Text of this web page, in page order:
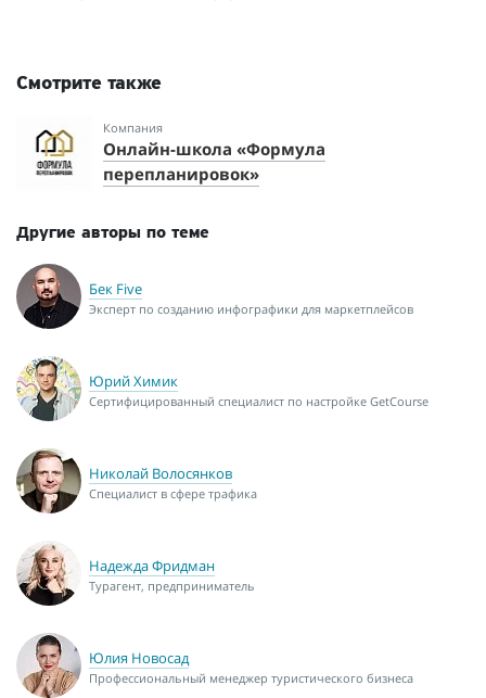
Смотрите также
Компания
Онлайн-школа «Формула
перепланировок»
Другие авторы по теме
Бек Five
Эксперт по созданию инфографики для маркетплейсов
Юрий Химик
Сертифицированный специалист по настройке GetCourse
Николай Волосянков
Специалист в сфере трафика
Надежда Фридман
Турагент, предприниматель
Юлия Новосад
Профессиональный менеджер туристического бизнеса